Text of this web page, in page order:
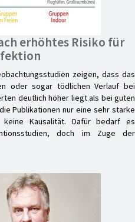
erhöhtes Risiko für
zeigen, dass das
oder sogar tödlichen Verlauf bei
deutlich höher liegt als bei guten
Publikationen nur eine sehr starke
Kausalität. Dafür bedarf es
doch im Zuge der